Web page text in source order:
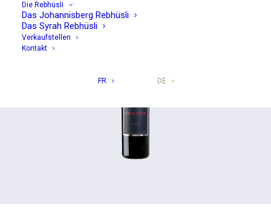
Die Rebhüsli
Das Johannisberg Rebhüsli
Das Syrah Rebhüsli
Verkaufstellen
Kontakt
FR DE